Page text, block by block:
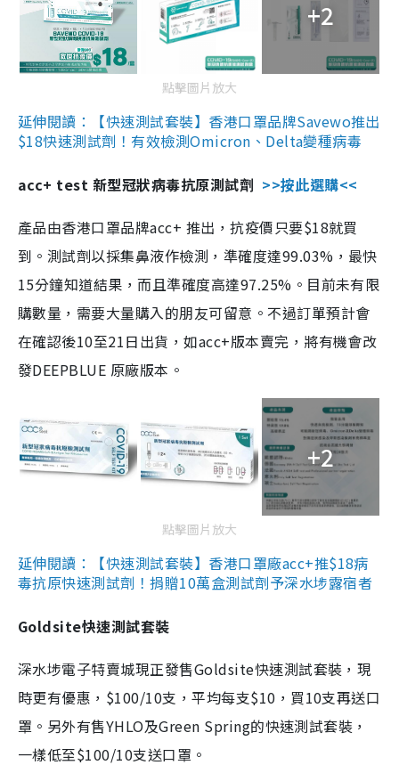
+2
點擊圖片放大
延伸閱讀：【快速測試套裝】香港口罩品牌Savewo推出
$18快速測試劑！有效檢測Omicron、Delta變種病毒
acc+ test 新型冠狀病毒抗原測試劑 >>按此選購<<
產品由香港口罩品牌acc+ 推出，抗疫價只要$18就買
到。測試劑以採集鼻液作檢測，準確度達99.03%，最快
15分鐘知道結果，而且準確度高達97.25%。目前未有限
購數量，需要大量購入的朋友可留意。不過訂單預計會
在確認後10至21日出貨，如acc+版本賣完，將有機會改
發DEEPBLUE 原廠版本。
+2
點擊圖片放大
延伸閱讀：【快速測試套裝】香港口罩廠acc+推$18病
毒抗原快速測試劑！捐贈10萬盒測試劑予深水埗露宿者
Goldsite快速測試套裝
深水埗電子特賣城現正發售Goldsite快速測試套裝，現
時更有優惠，$100/10支，平均每支$10，買10支再送口
罩。另外有售YHLO及Green Spring的快速測試套裝，
一樣低至$100/10支送口罩。